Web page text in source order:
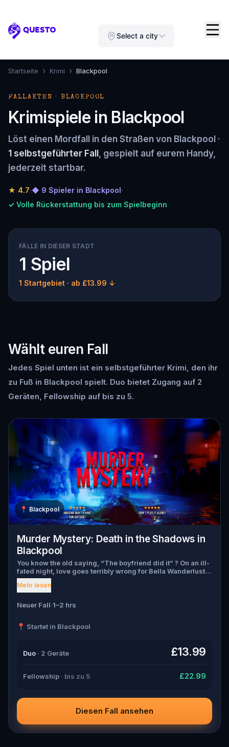
Questo Select a city
Startseite › Krimi › Blackpool
FALLAKTEN · BLACKPOOL
Krimispiele in Blackpool
Löst einen Mordfall in den Straßen von Blackpool ·
1 selbstgeführter Fall , gespielt auf eurem Handy,
jederzeit startbar.
★ 4.7·◆ 9 Spieler in Blackpool·
✓ Volle Rückerstattung bis zum Spielbeginn
FÄLLE IN DIESER STADT
1 Spiel
1 Startgebiet · ab £13.99 ↓
Wählt euren Fall
Jedes Spiel unten ist ein selbstgeführter Krimi, den ihr
zu Fuß in Blackpool spielt. Duo bietet Zugang auf 2
Geräten, Fellowship auf bis zu 5.
📍 Blackpool
Murder Mystery: Death in the Shadows in
Blackpool
You know the old saying, “The boyfriend did it” ? On an ill-
fated night, love goes terribly wrong for Bella Wanderlust
and Walter Bridges . Bella, a famous travel blogger, was
found dead during a ghost tour led by the theatrical Percy
Walter, the obsessed boyfriend? Percy, the ghost tour
suspects, and expose the real murderer before they strike
Mehr lesen
Neuer Fall·1–2 hrs
📍 Startet in Blackpool
Duo · 2 Geräte £13.99
Fellowship · bis zu 5 £22.99
Diesen Fall ansehen